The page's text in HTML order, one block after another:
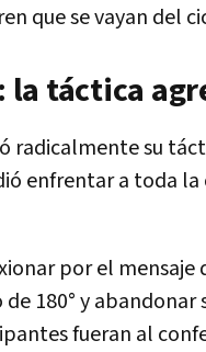
que se vayan del
la táctica
radicalmente su
enfrentar a toda la
por el mensaje
180° y
fueran al